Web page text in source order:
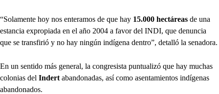
“Solamente hoy nos enteramos de que hay 15.000 hectáreas de una
estancia expropiada en el año 2004 a favor del INDI, que denuncia
que se transfirió y no hay ningún indígena dentro”, detalló la senadora.
En un sentido más general, la congresista puntualizó que hay muchas
colonias del Indert abandonadas, así como asentamientos indígenas
abandonados.